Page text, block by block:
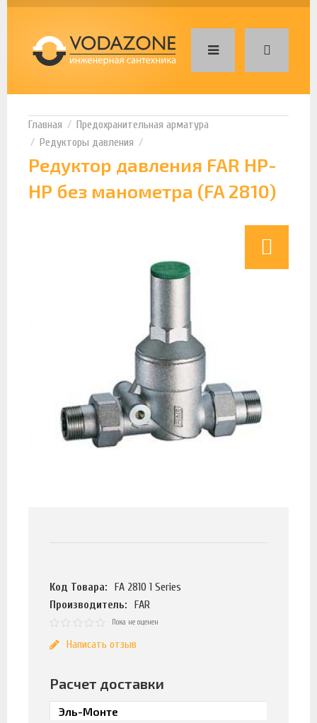
Предохранительная арматура
Редукторы давления
Редуктор давления FAR НР-
НР без манометра (FA 2810)
Код Товара:
FA 2810 1 Series
Производитель:
FAR
Пока не оценен
Написать отзыв
Расчет доставки